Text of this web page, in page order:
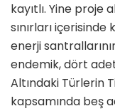
kayıtlı. Yine proje
sınırları
enerji
endemik, dört
Altındaki Türlerin
kapsamında beş